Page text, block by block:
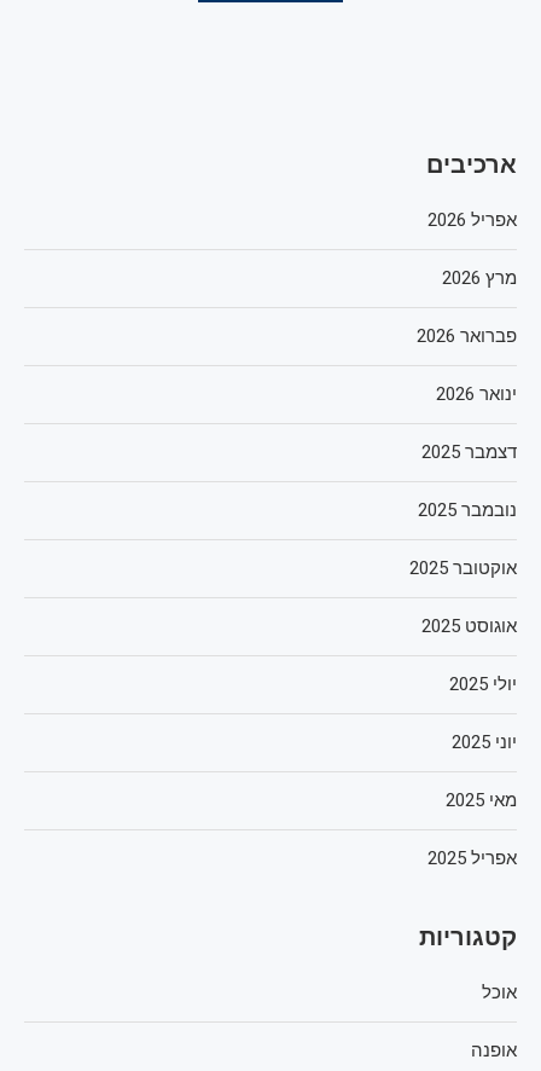
ארכיבים
אפריל 2026
מרץ 2026
פברואר 2026
ינואר 2026
דצמבר 2025
נובמבר 2025
אוקטובר 2025
אוגוסט 2025
יולי 2025
יוני 2025
מאי 2025
אפריל 2025
קטגוריות
אוכל
אופנה